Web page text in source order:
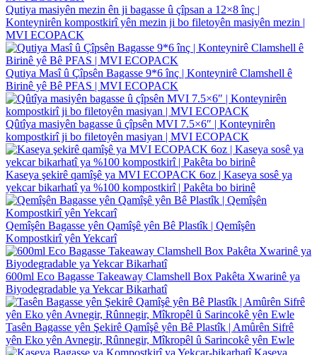
Qutiya masiyên mezin ên ji bagasse û çîpsan a 12×8 înç |
Konteynirên kompostkirî yên mezin ji bo filetoyên masiyên mezin |
MVI ECOPACK
Qutiya Masî û Çîpsên Bagasse 9*6 înç | Konteynirê Clamshell ê
Birinê yê Bê PFAS | MVI ECOPACK
Qûtîya masiyên bagasse û çîpsên MVI 7.5×6″ | Konteynirên
kompostkirî ji bo filetoyên masiyan | MVI ECOPACK
Kaseya şekirê qamîşê ya MVI ECOPACK 6oz | Kaseya sosê ya
yekcar bikarhatî ya %100 kompostkirî | Pakêta bo birinê
Qemîşên Bagasse yên Qamîşê yên Bê Plastîk | Qemîşên
Kompostkirî yên Yekcarî
600ml Eco Bagasse Takeaway Clamshell Box Pakêta Xwarinê ya
Biyodegradable ya Yekcar Bikarhatî
Tasên Bagasse yên Şekirê Qamîşê yên Bê Plastîk | Amûrên Sifrê
yên Eko yên Avnegir, Rûnnegir, Mîkropêl û Sarincokê yên Ewle